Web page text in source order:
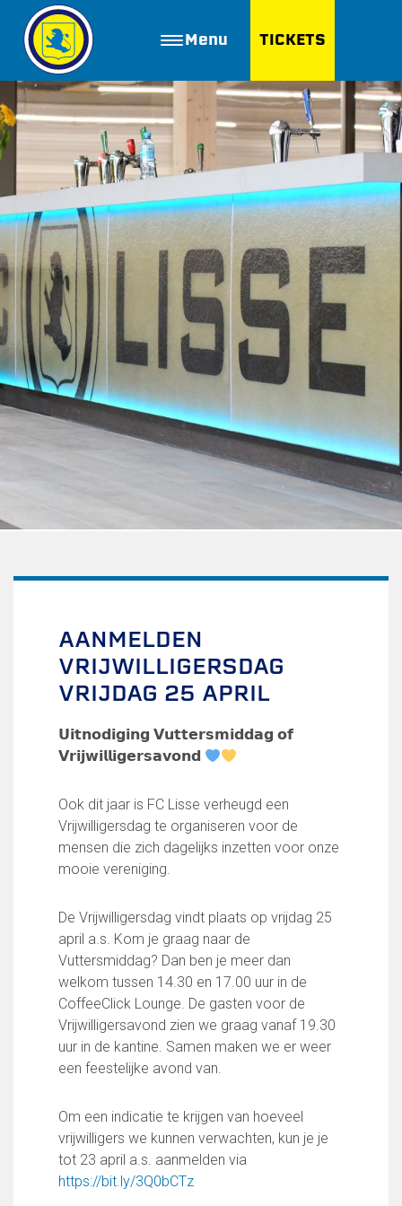
Menu TICKETS
ZOEKEN
Golfbaan Ter Specke
Webshop
Nieuws
Vacatures
Join FC Lisse
Aanmelden voor proeftraining
Lid worden van FC Lisse
Word vrijwilliger
De Club van 100
Uitschrijven
Informatie voor de Pers
Onze historie
Fysiotherapie voor leden
Kledingplan
Merchandise
Contributie
Gevonden voorwerpen
Verenigingsdocumenten
FC Lisse 1
FC Lisse 2
Toegangs- en seizoenskaarten
Heren- en jongensvoetbal
Vrouwen- en meidenvoetbal
7 tegen 7 Voetbal (35+)
Zaalvoetbal
Walking Football
Uitslagen
Programma
Onze opleiding
Profiel Jeugdtrainers
Opleidingsteams
Beleidsplan Jeugd
Keepersopleiding
AANMELDEN
VRIJWILLIGERSDAG
VRIJDAG 25 APRIL
𝗨𝗶𝘁𝗻𝗼𝗱𝗶𝗴𝗶𝗻𝗴 𝗩𝘂𝘁𝘁𝗲𝗿𝘀𝗺𝗶𝗱𝗱𝗮𝗴 𝗼𝗳
𝗩𝗿𝗶𝗷𝘄𝗶𝗹𝗹𝗶𝗴𝗲𝗿𝘀𝗮𝘃𝗼𝗻𝗱
Ook dit jaar is FC Lisse verheugd een
Vrijwilligersdag te organiseren voor de
mensen die zich dagelijks inzetten voor onze
mooie vereniging.
De Vrijwilligersdag vindt plaats op vrijdag 25
april a.s. Kom je graag naar de
Vuttersmiddag? Dan ben je meer dan
welkom tussen 14.30 en 17.00 uur in de
CoffeeClick Lounge. De gasten voor de
Vrijwilligersavond zien we graag vanaf 19.30
uur in de kantine. Samen maken we er weer
een feestelijke avond van.
Om een indicatie te krijgen van hoeveel
vrijwilligers we kunnen verwachten, kun je je
tot 23 april a.s. aanmelden via
https://bit.ly/3Q0bCTz